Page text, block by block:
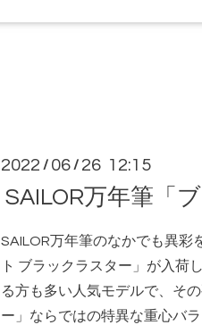
2022 / 06 / 26 12:15
SAILOR万年筆「
SAILOR万年筆のなかでも異彩
ト ブラックラスター」が入荷
る方も多い人気モデルで、そ
ー」ならではの特異な重心バラ